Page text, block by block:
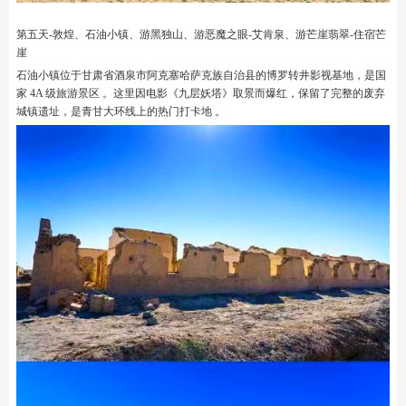
第五天-敦煌、石油小镇、游黑独山、游恶魔之眼-艾肯泉、游芒崖翡翠-住宿芒
崖
石油小镇‌位于‌甘肃省酒泉市阿克塞哈萨克族自治县‌的‌博罗转井影视基地‌，是国
家 4A 级旅游景区 。这里因电影《九层妖塔》取景而爆红，保留了完整的废弃
城镇遗址，是青甘大环线上的热门打卡地 。‌‌